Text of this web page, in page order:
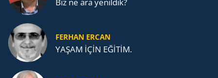
FERHAN ERCAN
YAŞAM İÇİN EĞİTİM.